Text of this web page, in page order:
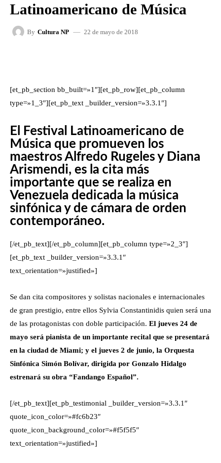
Latinoamericano de Música
By Cultura NP 22 de mayo de 2018
[et_pb_section bb_built=»1″][et_pb_row][et_pb_column
type=»1_3″][et_pb_text _builder_version=»3.3.1″]
El Festival Latinoamericano de
Música que promueven los
maestros Alfredo Rugeles y Diana
Arismendi, es la cita más
importante que se realiza en
Venezuela dedicada la música
sinfónica y de cámara de orden
contemporáneo.
[/et_pb_text][/et_pb_column][et_pb_column type=»2_3″]
[et_pb_text _builder_version=»3.3.1″
text_orientation=»justified»]
Se dan cita compositores y solistas nacionales e internacionales
de gran prestigio, entre ellos Sylvia Constantinidis quien será una
de las protagonistas con doble participación. El jueves 24 de
mayo será pianista de un importante recital que se presentará
en la ciudad de Miami; y el jueves 2 de junio, la Orquesta
Sinfónica Simón Bolívar, dirigida por Gonzalo Hidalgo
estrenará su obra “Fandango Español”.
[/et_pb_text][et_pb_testimonial _builder_version=»3.3.1″
quote_icon_color=»#fc6b23″
quote_icon_background_color=»#f5f5f5″
text_orientation=»justified»]